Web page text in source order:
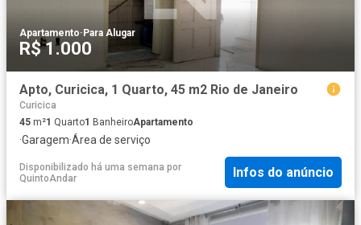
Apartamento· Para Alugar
R$ 1.000
Apto, Curicica, 1 Quarto, 45 m2 Rio de Janeiro
Curicica
45 m²1 Quarto1 BanheiroApartamento
·Garagem·Área de serviço
Disponibilizado há uma semana por
QuintoAndar
Infos do anúncio